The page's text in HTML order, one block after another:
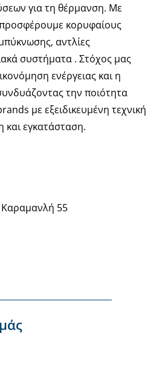
55
για τη θέρμανση. Με
κορυφαίους
αντλίες
συστήματα . Στόχος μας
ενέργειας και η
την ποιότητα
με εξειδικευμένη τεχνική
και εγκατάσταση.